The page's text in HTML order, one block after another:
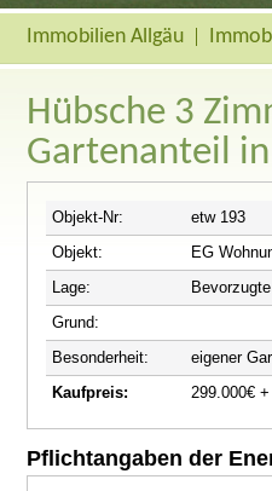
Immobilien Allgäu
Hübsche 3
Gartenanteil
Objekt-Nr:
etw 193
Objekt:
EG
Lage:
Grund:
Besonderheit:
eigener
Kaufpreis:
299.000€
Pflichtangaben der